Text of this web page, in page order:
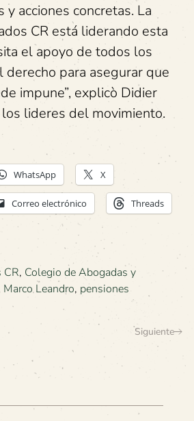
y acciones concretas. La
CR está liderando esta
el apoyo de todos los
para asegurar que
impune”, explicò Didier
los lideres del movimiento.
WhatsApp X
Correo electrónico Threads
CR, Colegio de Abogadas y
Marco Leandro, pensiones
Siguiente